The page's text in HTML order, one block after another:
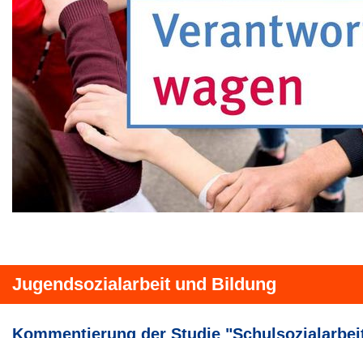
Jugendsozialarbeit und Bildung
Kommentierung der Studie